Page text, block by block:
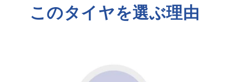
このタイヤを選ぶ理由